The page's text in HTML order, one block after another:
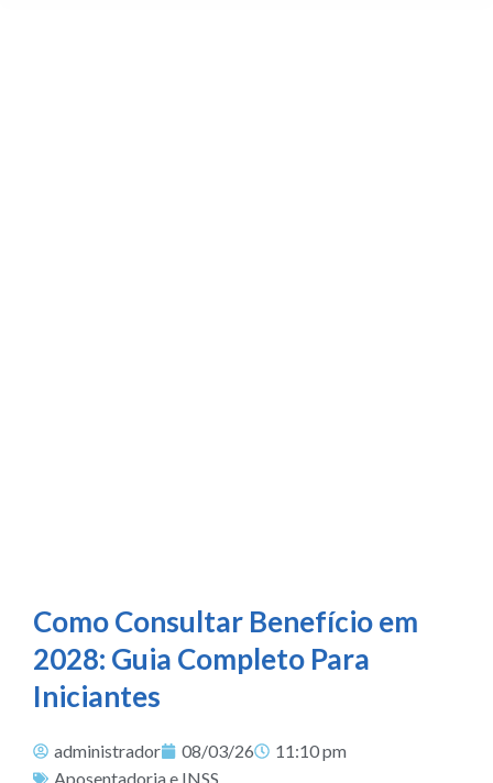
Como Consultar Benefício em
2028: Guia Completo Para
Iniciantes
administrador 08/03/26
11:10 pm
Aposentadoria e INSS